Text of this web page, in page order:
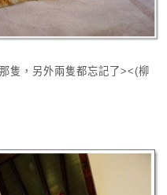
隻，另外兩隻都忘記了><(柳